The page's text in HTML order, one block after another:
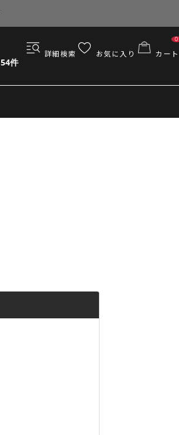
54件
詳細検索 お気に入り カート
0